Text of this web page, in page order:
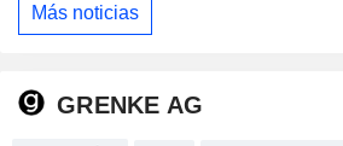
Más noticias
GRENKE AG